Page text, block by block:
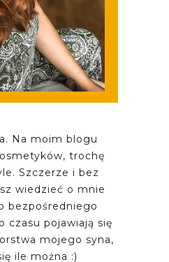
Na moim blogu
trochę
Szczerze i bez
wiedzieć o mnie
bezpośredniego
czasu pojawiają się
mojego syna,
ile można :)